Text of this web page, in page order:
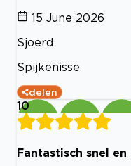
15 June 2026
Sjoerd
Spijkenisse
delen
10
Fantastisch snel